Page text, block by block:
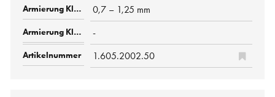
0,7 – 1,25 mm
-
1.605.2002.50